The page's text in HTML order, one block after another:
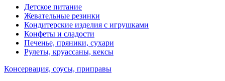
Детское питание
Жевательные резинки
Кондитерские изделия с игрушками
Конфеты и сладости
Печенье, пряники, сухари
Рулеты, круассаны, кексы
Консервация, соусы, приправы